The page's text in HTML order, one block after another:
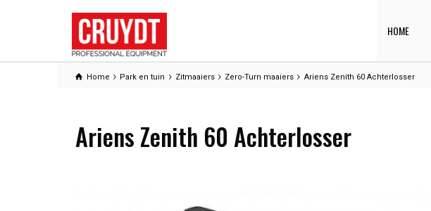
HOME
Home Park en tuin Zitmaaiers Zero-Turn maaiers Ariens Zenith 60 Achterlosser
Ariens Zenith 60 Achterlosser